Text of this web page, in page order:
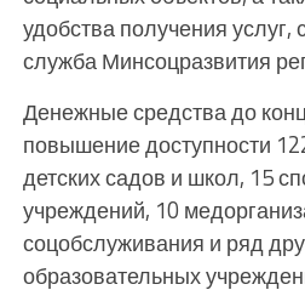
удобства получения
служба Минсоцразвития
Денежные средства до
повышение доступности
детских садов и школ, 15
учреждений, 10
соцобслуживания и ряд
образовательных